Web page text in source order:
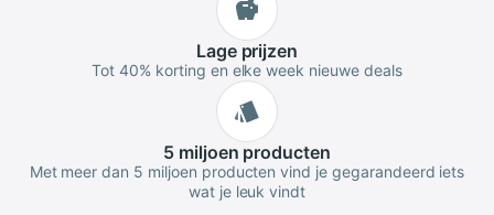
Lageprijzen
Tot 40% korting en elke week nieuwe deals
5 miljoen producten
Met meer dan 5 miljoen producten vind je gegarandeerd iets
wat je leuk vindt